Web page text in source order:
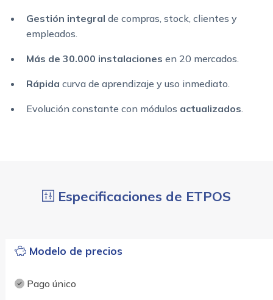
Gestión integral de compras, stock, clientes y
empleados.
Más de 30.000 instalaciones en 20 mercados.
Rápida curva de aprendizaje y uso inmediato.
Evolución constante con módulos actualizados
Especificaciones de ETPOS
Modelo de precios
Pago único